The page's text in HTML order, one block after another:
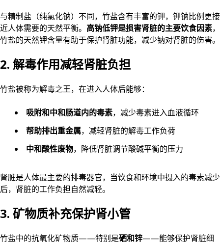
与精制盐（纯氯化钠）不同，竹盐含有丰富的钾，钾钠比例更接
近人体需要的天然平衡。 高钠低钾是损害肾脏的主要饮食因素，
竹盐的天然钾含量有助于保护肾脏功能，减少钠对肾脏的伤害。
2. 解毒作用减轻肾脏负担
竹盐被称为解毒之王，在进入人体后能够：
吸附和中和肠道内的毒素，减少毒素进入血液循环
帮助排出重金属，减轻肾脏的解毒工作负荷
中和酸性废物，降低肾脏调节酸碱平衡的压力
肾脏是人体最主要的排毒器官，当饮食和环境中摄入的毒素减少
后，肾脏的工作负担自然减轻。
3. 矿物质补充保护肾小管
竹盐中的抗氧化矿物质——特别是硒和锌——能够保护肾脏细